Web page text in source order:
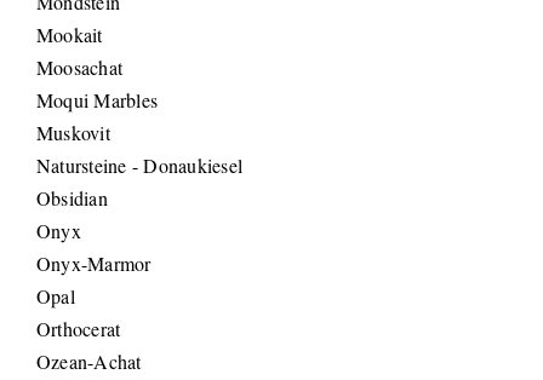
Mookait
Moosachat
Moqui Marbles
Muskovit
Natursteine - Donaukiesel
Obsidian
Onyx
Onyx-Marmor
Opal
Orthocerat
Ozean-Achat